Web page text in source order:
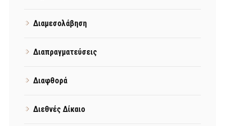
Διαμεσολάβηση
Διαπραγματεύσεις
Διαφθορά
Διεθνές Δίκαιο